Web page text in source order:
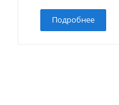
Подробнее